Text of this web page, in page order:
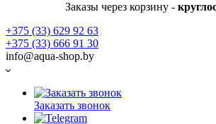
Заказы через корзину -
+375 (33) 629 92 63
+375 (33) 666 91 30
info@aqua-shop.by
Заказать звонок